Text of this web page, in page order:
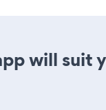
will suit